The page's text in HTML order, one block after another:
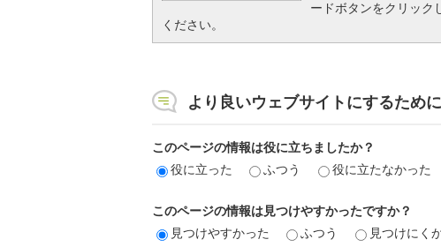
ードボタンをクリック
ください。
より良いウェブサイトにするため
このページの情報は役に立ちましたか？
役に立った
ふつう 役に立たなかった
このページの情報は見つけやすかったですか？
見つけやすかった
ふつう 見つけにく